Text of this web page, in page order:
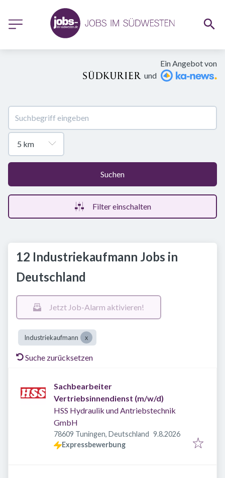
Ein Angebot von
und
Suchen
Filter einschalten
12 Industriekaufmann Jobs in
Deutschland
Jetzt Job-Alarm aktivieren!
Industriekaufmann
Suche zurücksetzen
Sachbearbeiter
Vertriebsinnendienst (m/w/d)
HSS Hydraulik und Antriebstechnik
GmbH
78609 Tuningen, Deutschland Veröffentlicht
9.8.2026
Expressbewerbung